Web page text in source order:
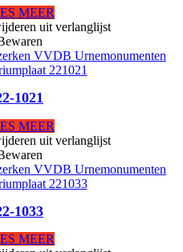
MEER
uit verlanglijst
1021
MEER
uit verlanglijst
1033
MEER